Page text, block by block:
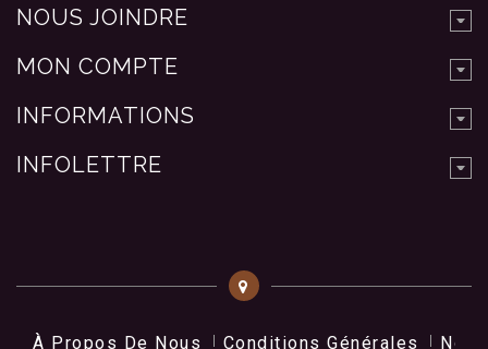
NOUS JOINDRE
MON COMPTE
INFORMATIONS
INFOLETTRE
À Propos De Nous Conditions Générales Nos